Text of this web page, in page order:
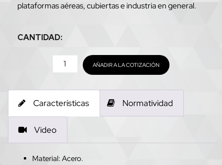
plataformas aéreas, cubiertas e industria en general.
CANTIDAD:
AÑADIR A LA COTIZACIÓN
Características Normatividad
Video
Material: Acero.